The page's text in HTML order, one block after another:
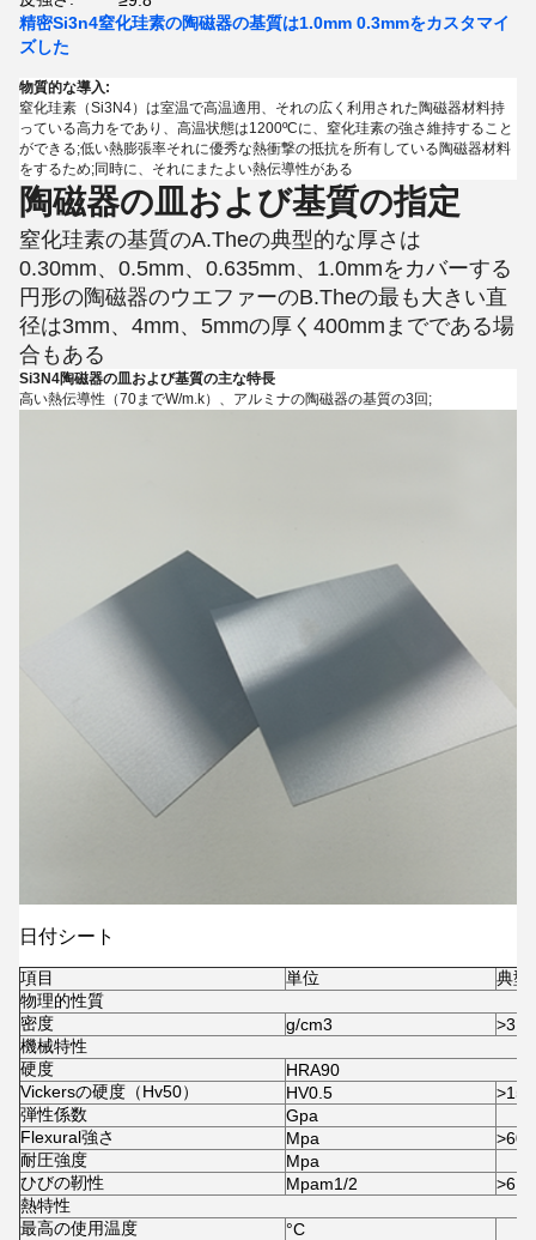
精密Si3n4窒化珪素の陶磁器の基質は1.0mm 0.3mmをカスタマイ
ズした
物質的な導入:
窒化珪素（Si3N4）は室温で高温適用、それの広く利用された陶磁器材料持
っている高力をであり、高温状態は1200ºCに、窒化珪素の強さ維持すること
ができる;低い熱膨張率それに優秀な熱衝撃の抵抗を所有している陶磁器材料
をするため;同時に、それにまたよい熱伝導性がある
陶磁器の皿および基質の指定
窒化珪素の基質のA.Theの典型的な厚さは
0.30mm、0.5mm、0.635mm、1.0mmをカバーする
円形の陶磁器のウエファーのB.Theの最も大きい直
径は3mm、4mm、5mmの厚く400mmまでである場
合もある
Si3N4陶磁器の皿および基質の主な特長
高い熱伝導性（70までW/m.k）、アルミナの陶磁器の基質の3回;
日付シート
項目 単位
典型
物理的性質
密度
g/cm3 >3.2
機械特性
硬度
HRA90
Vickersの硬度（Hv50）
HV0.5 >
弾性係数
Gpa
Flexural強さ
Mpa >600
耐圧強度
Mpa
ひびの靭性
Mpam1/2 >6.0
熱特性
最高の使用温度
°C